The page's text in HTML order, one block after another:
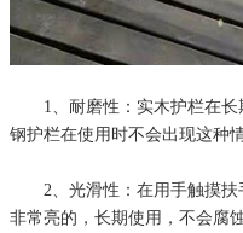
1、耐磨性：实木护栏在
钢护栏在使用时不会出现这种
2、光滑性：在用手触摸
非常亮的，长期使用，不会腐